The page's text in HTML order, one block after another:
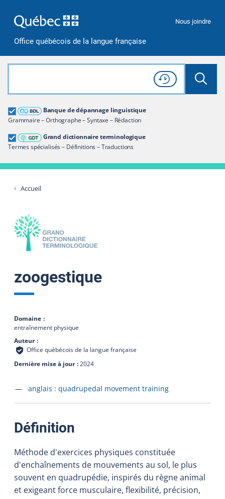
Office québécois de la langue française
Nous joindre
Rechercher dans tout le site
Lancer
Consulter l'
Historique
de recherche
Banque de dépannage linguistique
Grammaire – Orthographe – Syntaxe – Rédaction
Grand dictionnaire terminologique
Termes spécialisés – Définitions – Traductions
Grand dictionnaire terminologique
Restreindre aux termes
Accueil
zoogestique
Domaine
entraînement physique
Auteur
Office québécois de la langue française
Dernière mise à jour 2024
Accéder à la fiche en
anglais : quadrupedal movement training
Définition
Méthode d'exercices physiques constituée
d'enchaînements de mouvements au sol, le plus
souvent en quadrupédie, inspirés du règne animal
et exigeant force musculaire, flexibilité, précision,